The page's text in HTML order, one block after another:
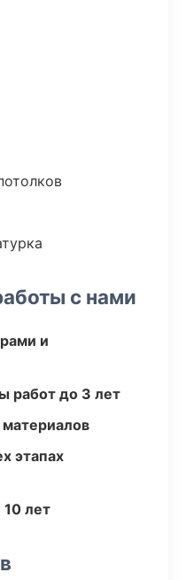
с нами
и
работ до 3 лет
этапах
лет